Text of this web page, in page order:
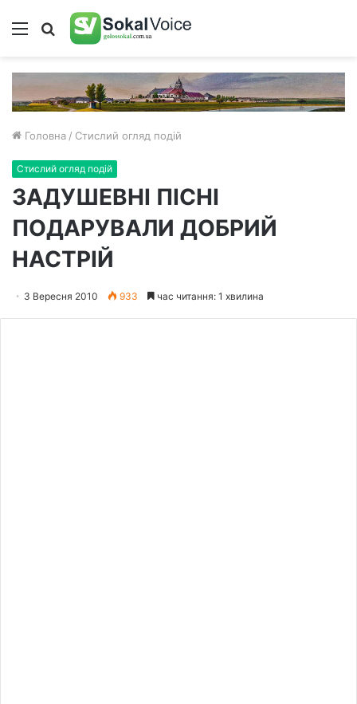
Меню Пошук
Головна / Стислий огляд подій
Стислий огляд подій
ЗАДУШЕВНІ ПІСНІ
ПОДАРУВАЛИ ДОБРИЙ
НАСТРІЙ
3 Вересня 2010 933 час читання: 1 хвилина